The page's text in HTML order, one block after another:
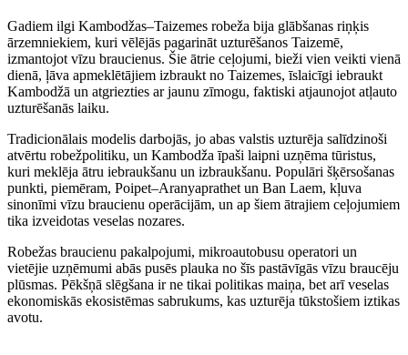
Gadiem ilgi Kambodžas–Taizemes robeža bija glābšanas riņķis
ārzemniekiem, kuri vēlējās pagarināt uzturēšanos Taizemē,
izmantojot vīzu braucienus. Šie ātrie ceļojumi, bieži vien veikti vienā
dienā, ļāva apmeklētājiem izbraukt no Taizemes, īslaicīgi iebraukt
Kambodžā un atgriezties ar jaunu zīmogu, faktiski atjaunojot atļauto
uzturēšanās laiku.
Tradicionālais modelis darbojās, jo abas valstis uzturēja salīdzinoši
atvērtu robežpolitiku, un Kambodža īpaši laipni uzņēma tūristus,
kuri meklēja ātru iebraukšanu un izbraukšanu. Populāri šķērsošanas
punkti, piemēram, Poipet–Aranyaprathet un Ban Laem, kļuva
sinonīmi vīzu braucienu operācijām, un ap šiem ātrajiem ceļojumiem
tika izveidotas veselas nozares.
Robežas braucienu pakalpojumi, mikroautobusu operatori un
vietējie uzņēmumi abās pusēs plauka no šīs pastāvīgās vīzu braucēju
plūsmas. Pēkšņā slēgšana ir ne tikai politikas maiņa, bet arī veselas
ekonomiskās ekosistēmas sabrukums, kas uzturēja tūkstošiem iztikas
avotu.